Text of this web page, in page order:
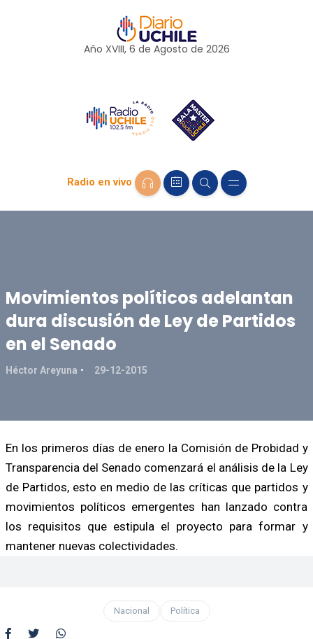
Año XVIII, 6 de Agosto de 2026
Radio en vivo
Movimientos políticos adelantan
dura discusión de Ley de Partidos
en el Senado
Héctor Areyuna 29-12-2015
En los primeros días de enero la Comisión de Probidad y
Transparencia del Senado comenzará el análisis de la Ley
de Partidos, esto en medio de las críticas que partidos y
movimientos políticos emergentes han lanzado contra
los requisitos que estipula el proyecto para formar y
mantener nuevas colectividades.
Nacional Política